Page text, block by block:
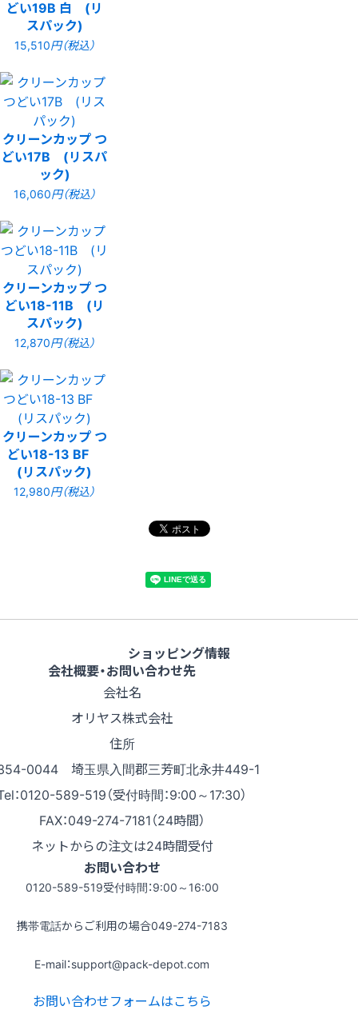
どい19B 白 (リ
スパック)
15,510円（税込）
クリーンカップ つ
どい17B (リスパ
ック)
16,060円（税込）
クリーンカップ つ
どい18-11B (リ
スパック)
12,870円（税込）
クリーンカップ つ
どい18-13 BF
(リスパック)
12,980円（税込）
ショッピング情報
会社概要・お問い合わせ先
会社名
オリヤス株式会社
住所
0044 埼玉県入間郡三芳町北永井449-1
：0120-589-519（受付時間：9:00～17:30）
FAX：049-274-7181（24時間）
ネットからの注文は24時間受付
お問い合わせ
0120-589-519受付時間：9:00～16:00
携帯電話からご利用の場合049-274-7183
E-mail：support@pack-depot.com
お問い合わせフォームはこちら